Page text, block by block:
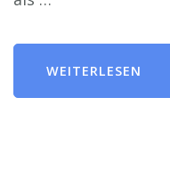
WEITERLESEN